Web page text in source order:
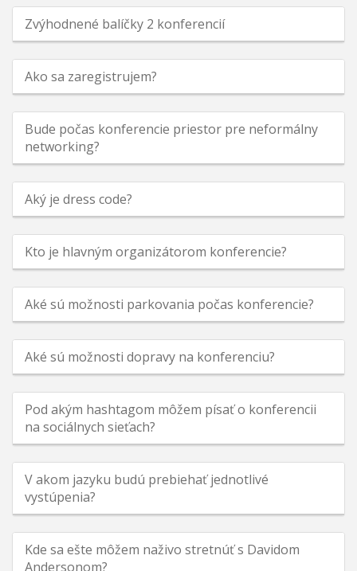
Zvýhodnené balíčky 2 konferencií
Ako sa zaregistrujem?
Bude počas konferencie priestor pre neformálny
networking?
Aký je dress code?
Kto je hlavným organizátorom konferencie?
Aké sú možnosti parkovania počas konferencie?
Aké sú možnosti dopravy na konferenciu?
Pod akým hashtagom môžem písať o konferencii
na sociálnych sieťach?
V akom jazyku budú prebiehať jednotlivé
vystúpenia?
Kde sa ešte môžem naživo stretnúť s Davidom
Andersonom?